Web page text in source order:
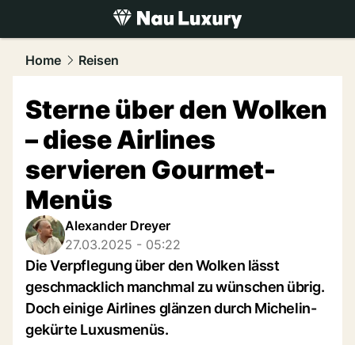
luxury.NAU.ch
Home Reisen
Sterne über den Wolken
– diese Airlines
servieren Gourmet-
Menüs
Alexander Dreyer
27.03.2025 - 05:22
Die Verpflegung über den Wolken lässt
geschmacklich manchmal zu wünschen übrig.
Doch einige Airlines glänzen durch Michelin-
gekürte Luxusmenüs.